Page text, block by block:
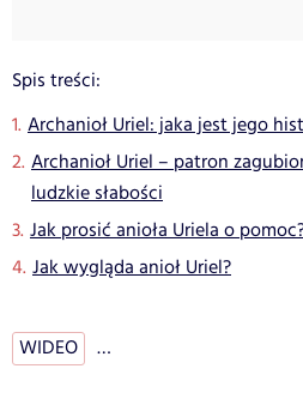
Spis treści:
Archanioł Uriel: jaka jest jego
Archanioł Uriel – patron
ludzkie słabości
Jak prosić anioła Uriela o
Jak wygląda anioł Uriel?
WIDEO …